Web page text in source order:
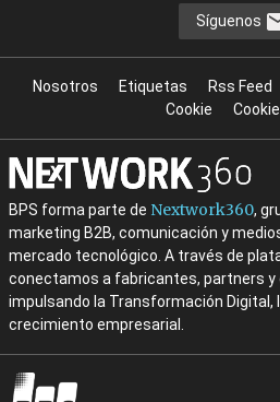
Síguenos
Nosotros Etiquetas Rss Feed
Cookie
BPS forma parte de Nextwork360,
marketing B2B, comunicación y
mercado tecnológico. A través de
conectamos a fabricantes, partners
impulsando la Transformación Digital,
crecimiento empresarial.